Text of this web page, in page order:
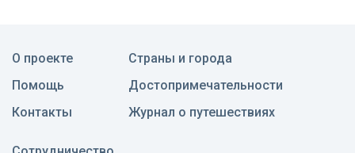
О проекте
Помощь
Контакты
Страны и города
Достопримечательности
Журнал о путешествиях